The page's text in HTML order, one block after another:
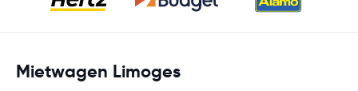
Mietwagen Limoges